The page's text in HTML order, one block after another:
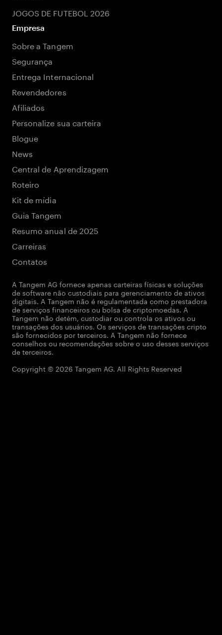
JOGOS DE FUTEBOL 2026
Empresa
Sobre a Tangem
Segurança
Entrega Internacional
Revendedores
Afiliados
Personalize sua carteira
Blogue
News
Central de Aprendizagem
Roteiro
Kit de mídia
Guia Tangem
Resumo anual de 2025
Carreiras
Contatos
A Tangem AG fornece apenas carteiras físicas e soluções
de software não custodiais para gerenciamento de ativos
digitais. A Tangem não é regulamentada como prestadora
de serviços financeiros ou bolsa de criptomoedas. A
Tangem não detém, custodiar ou controla os ativos ou
transações dos usuários. Os serviços de transações cripto
são fornecidos por terceiros. A Tangem não fornece
conselhos ou recomendações sobre o uso desses serviços
de terceiros.